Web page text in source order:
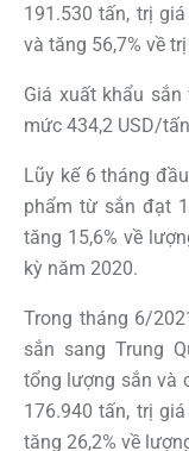
191.530 tấn, trị
và tăng 56,7% về
Giá xuất khẩu
mức 434,2 USD/
Lũy kế 6 tháng
phẩm từ sắn đạt
tăng 15,6% về
kỳ năm 2020.
Trong tháng 6/
sắn sang Trung
tổng lượng sắn và
176.940 tấn, trị
tăng 26,2% về